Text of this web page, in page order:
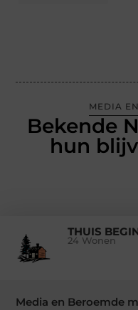
MEDIA
Bekende
hun
THUIS
24 Wonen
Media en Beroemde